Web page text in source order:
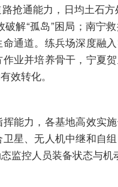
抢通能力，日均土石
解“孤岛”困局；南宁
通道。练兵场深度融
业并培养骨干，宁夏
效转化。
能力，各基地高效实
星、无人机中继和自
监控人员装备状态与机